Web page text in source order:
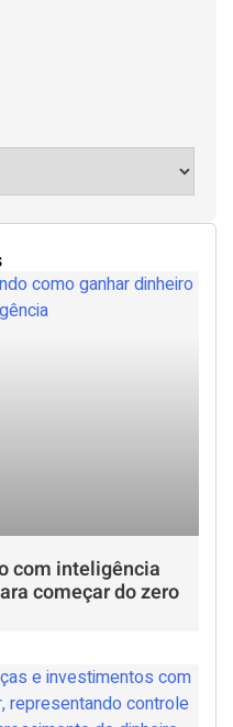
com inteligência
começar do zero